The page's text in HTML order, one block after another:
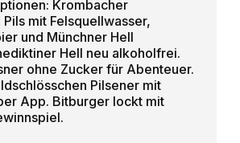
Krombacher
mit Felsquellwasser,
und Münchner Hell
Hell neu alkoholfrei.
ohne Zucker für Abenteuer.
Pilsener mit
App. Bitburger lockt mit